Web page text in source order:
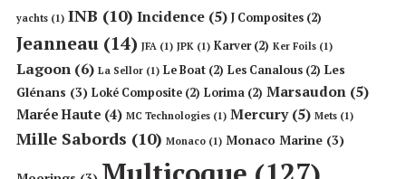
yachts (1) INB (10) Incidence (5) J Composites (2)
Jeanneau (14) JFA (1) JPK (1) Karver(2) Ker Foils (1)
Lagoon (6) La Sellor (1) Le Boat (2) Les Canalous (2) Les
Glénans (3) Loké Composite (2) Lorima (2) Marsaudon (5)
Marée Haute (4) MC Technologies (1) Mercury(5) Mets (1)
Mille Sabords (10) Monaco (1) Monaco Marine (3)